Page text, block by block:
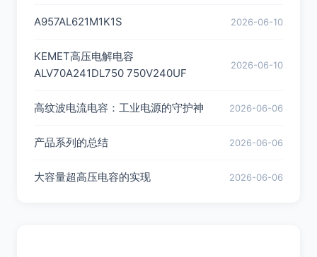
A957AL621M1K1S 2026-06-10
KEMET高压电解电容
ALV70A241DL750 750V240UF
2026-06-10
高纹波电流电容：工业电源的守护神 2026-06-06
产品系列的总结 2026-06-06
大容量超高压电容的实现 2026-06-06